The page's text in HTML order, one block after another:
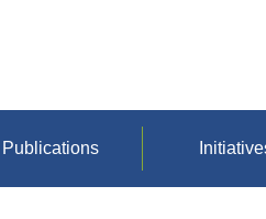
Publications